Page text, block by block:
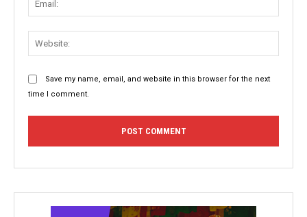
Save my name, email, and website in this browser for the next
time I comment.